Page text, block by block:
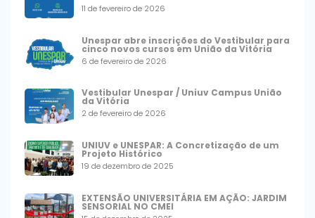
11 de fevereiro de 2026
Unespar abre inscrições do Vestibular para
cinco novos cursos em União da Vitória
6 de fevereiro de 2026
Vestibular Unespar / Uniuv Campus União
da Vitória
2 de fevereiro de 2026
UNIUV e UNESPAR: A Concretização de um
Projeto Histórico
19 de dezembro de 2025
EXTENSÃO UNIVERSITÁRIA EM AÇÃO: JARDIM
SENSORIAL NO CMEI